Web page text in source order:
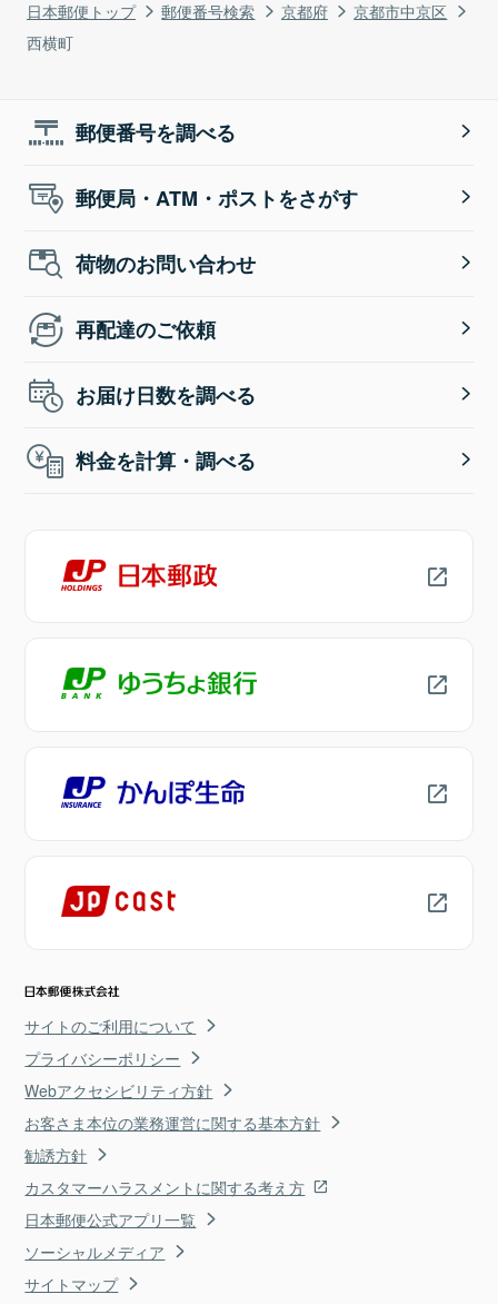
日本郵便トップ 郵便番号検索 京都府
京都市中京区
西横町
郵便番号を調べる
郵便局・ATM・ポストをさがす
荷物のお問い合わせ
再配達のご依頼
お届け日数を調べる
料金を計算・調べる
サイトのご利用について
プライバシーポリシー
Webアクセシビリティ方針
お客さま本位の業務運営に関する基本方針
勧誘方針
カスタマーハラスメントに関する考え方
日本郵便公式アプリ一覧
ソーシャルメディア
サイトマップ